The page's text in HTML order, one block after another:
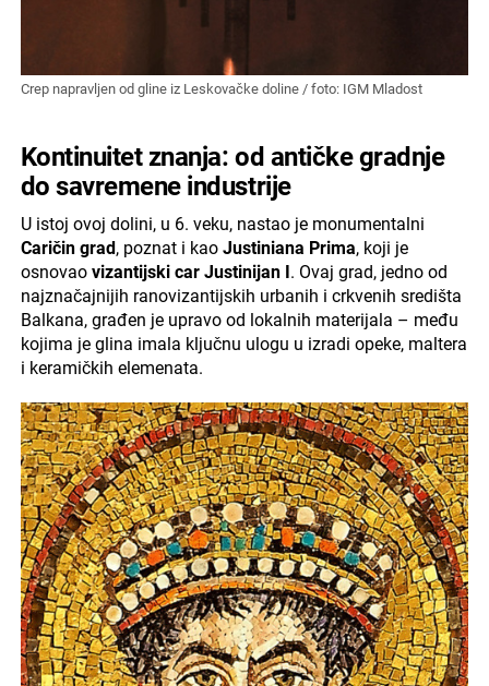
Crep napravljen od gline iz Leskovačke doline / foto: IGM Mladost
Kontinuitet znanja: od antičke gradnje
do savremene industrije
U istoj ovoj dolini, u 6. veku, nastao je monumentalni
Caričin grad , poznat i kao Justiniana Prima, koji je
osnovao vizantijski car Justinijan I . Ovaj grad, jedno od
najznačajnijih ranovizantijskih urbanih i crkvenih središta
Balkana, građen je upravo od lokalnih materijala – među
kojima je glina imala ključnu ulogu u izradi opeke, maltera
i keramičkih elemenata.